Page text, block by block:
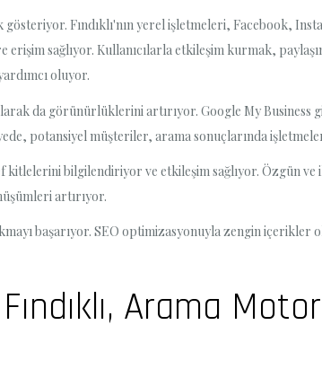
Fındıklı'nın yerel işletmeleri, Facebook,
sağlıyor. Kullanıcılarla etkileşim kurmak,
oluyor.
da görünürlüklerini artırıyor. Google My
potansiyel müşteriler, arama sonuçlarında
bilgilendiriyor ve etkileşim sağlıyor. Özgün
artırıyor.
başarıyor. SEO optimizasyonuyla zengin
Arama